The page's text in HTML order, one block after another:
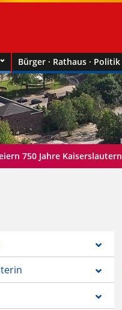
Bürger · Rathaus · Politik
750 Jahre Kaiserslautern